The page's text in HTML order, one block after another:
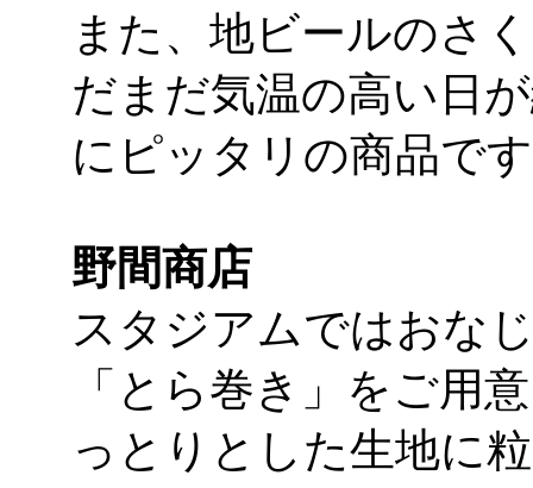
また、地ビールのさ
だまだ気温の高い日
にピッタリの商品で
野間商店
スタジアムではおな
「とら巻き」をご用
っとりとした生地に